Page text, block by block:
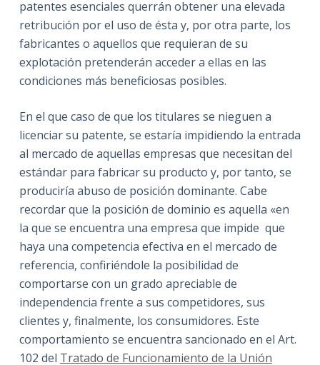
patentes esenciales querrán obtener una elevada
retribución por el uso de ésta y, por otra parte, los
fabricantes o aquellos que requieran de su
explotación pretenderán acceder a ellas en las
condiciones más beneficiosas posibles.
En el que caso de que los titulares se nieguen a
licenciar su patente, se estaría impidiendo la entrada
al mercado de aquellas empresas que necesitan del
estándar para fabricar su producto y, por tanto, se
produciría abuso de posición dominante. Cabe
recordar que la posición de dominio es aquella «en
la que se encuentra una empresa que impide que
haya una competencia efectiva en el mercado de
referencia, confiriéndole la posibilidad de
comportarse con un grado apreciable de
independencia frente a sus competidores, sus
clientes y, finalmente, los consumidores. Este
comportamiento se encuentra sancionado en el Art.
102 del Tratado de Funcionamiento de la Unión